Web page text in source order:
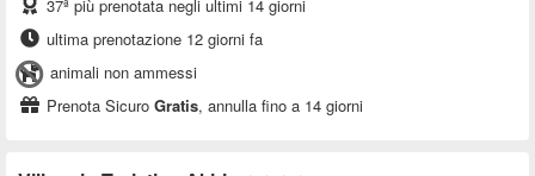
37ª più prenotata negli ultimi 14 giorni
ultima prenotazione 12 giorni fa
animali non ammessi
Prenota Sicuro Gratis, annulla fino a 14 giorni